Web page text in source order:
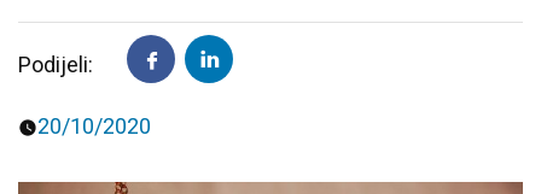
Podijeli:
20/10/2020
Kursevi
Predavanja i tribine
Islamska kultura i civilizacija
Inspirativne priče i intervjui